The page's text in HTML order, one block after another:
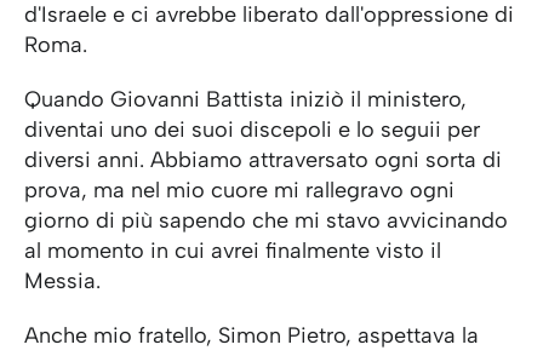
d'Israele e ci avrebbe liberato dall'oppressione di
Roma.
Quando Giovanni Battista iniziò il ministero,
diventai uno dei suoi discepoli e lo seguii per
diversi anni. Abbiamo attraversato ogni sorta di
prova, ma nel mio cuore mi rallegravo ogni
giorno di più sapendo che mi stavo avvicinando
al momento in cui avrei finalmente visto il
Messia.
Anche mio fratello, Simon Pietro, aspettava la